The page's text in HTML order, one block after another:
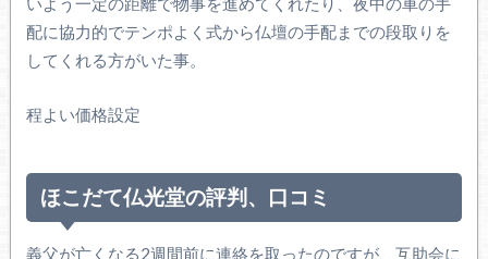
配に協力的でテンポよく式から仏壇の手配までの段取りを
してくれる方がいた事。
程よい価格設定
ほこだて仏光堂の評判、口コミ
義父が亡くなる2週間前に連絡を取ったのですが、互助会に